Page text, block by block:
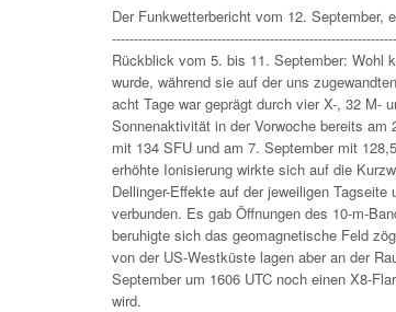
Der Funkwetterbericht vom 12. September,
Rückblick vom 5. bis 11. September: Wohl
wurde, während sie auf der uns
acht Tage war geprägt durch vier X-, 32 M-
Sonnenaktivität in der Vorwoche bereits
mit 134 SFU und am 7. September mit
erhöhte Ionisierung wirkte sich auf die
Dellinger-Effekte auf der jeweiligen
verbunden. Es gab Öffnungen des 10-m-
beruhigte sich das geomagnetische Feld
von der US-Westküste lagen aber an der
September um 1606 UTC noch einen X8-
wird.